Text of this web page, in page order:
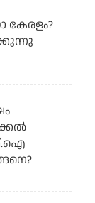
കേരളം?